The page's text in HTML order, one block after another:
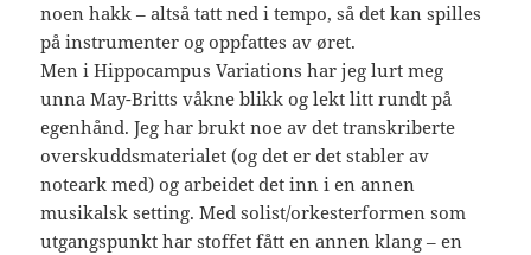
noen hakk – altså tatt ned i tempo, så det kan spilles
på instrumenter og oppfattes av øret.
Men i Hippocampus Variations har jeg lurt meg
unna May-Britts våkne blikk og lekt litt rundt på
egenhånd. Jeg har brukt noe av det transkriberte
overskuddsmaterialet (og det er det stabler av
noteark med) og arbeidet det inn i en annen
musikalsk setting. Med solist/orkesterformen som
utgangspunkt har stoffet fått en annen klang – en